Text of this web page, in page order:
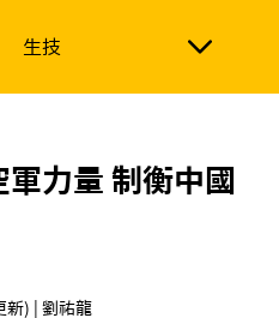
生技
力量 制衡中國
新) | 劉祐龍